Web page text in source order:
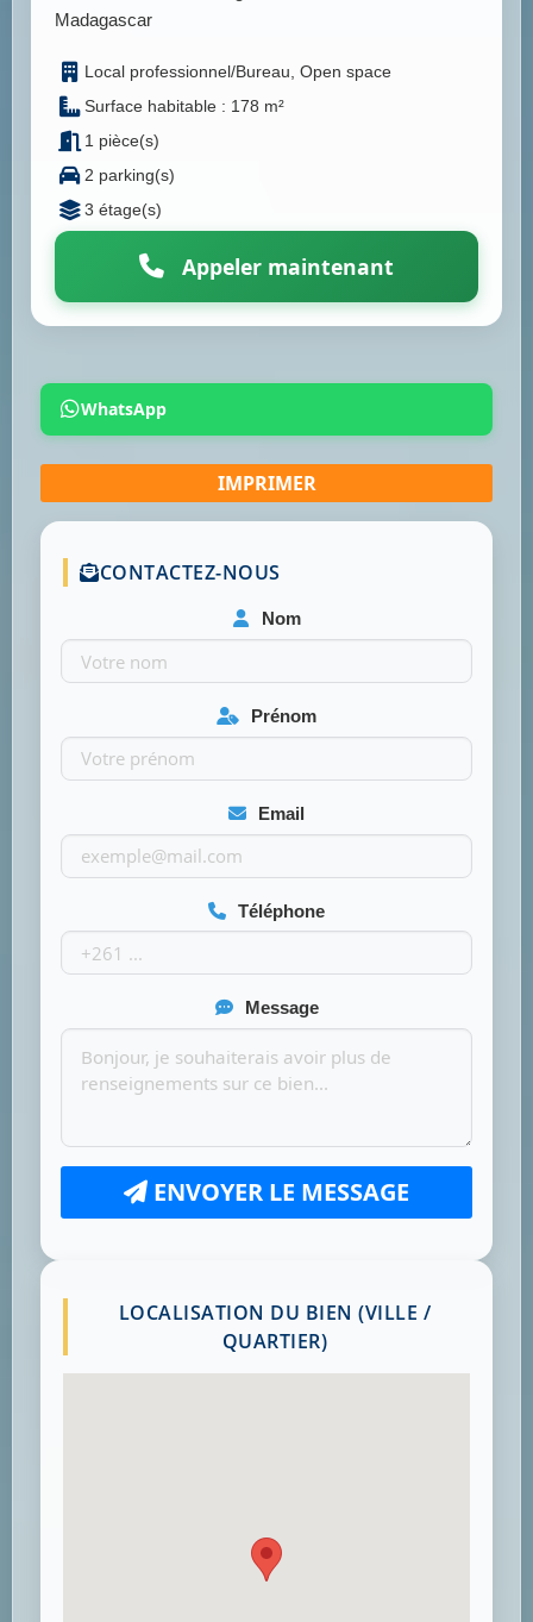
Madagascar
Local professionnel/Bureau, Open space
Surface habitable : 178 m²
1 pièce(s)
2 parking(s)
3 étage(s)
Appeler maintenant
WhatsApp
CONTACTEZ-NOUS
Nom
Prénom
Email
Téléphone
Message
ENVOYER LE MESSAGE
LOCALISATION DU BIEN (VILLE /
QUARTIER)